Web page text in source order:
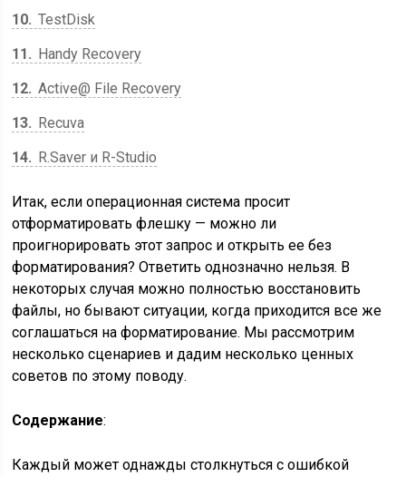
10 TestDisk
11
Handy Recovery
12 Active@ File Recovery
13
Recuva
14
R.Saver и R-Studio
Итак, если операционная система просит
отформатировать флешку — можно ли
проигнорировать этот запрос и открыть ее без
форматирования? Ответить однозначно нельзя. В
некоторых случая можно полностью восстановить
файлы, но бывают ситуации, когда приходится все же
соглашаться на форматирование. Мы рассмотрим
несколько сценариев и дадим несколько ценных
советов по этому поводу.
Содержание:
Каждый может однажды столкнуться с ошибкой